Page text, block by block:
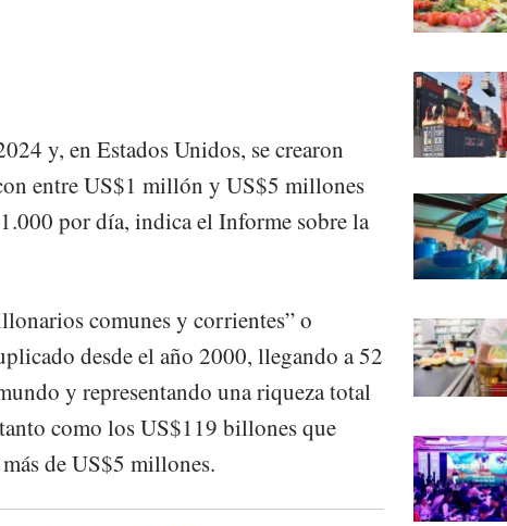
y, en Estados Unidos, se crearon
entre US$1 millón y US$5 millones
por día, indica el Informe sobre la
comunes y corrientes” o
desde el año 2000, llegando a 52
y representando una riqueza total
como los US$119 billones que
de US$5 millones.